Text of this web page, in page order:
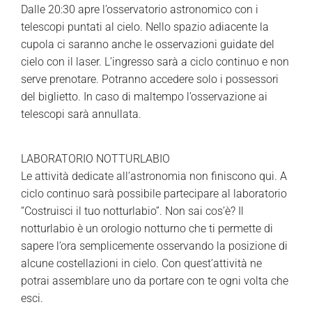
Dalle 20:30 apre l’osservatorio astronomico con i
telescopi puntati al cielo. Nello spazio adiacente la
cupola ci saranno anche le osservazioni guidate del
cielo con il laser. L’ingresso sarà a ciclo continuo e non
serve prenotare. Potranno accedere solo i possessori
del biglietto. In caso di maltempo l’osservazione ai
telescopi sarà annullata.
LABORATORIO NOTTURLABIO
Le attività dedicate all’astronomia non finiscono qui. A
ciclo continuo sarà possibile partecipare al laboratorio
“Costruisci il tuo notturlabio”. Non sai cos’è? Il
notturlabio è un orologio notturno che ti permette di
sapere l’ora semplicemente osservando la posizione di
alcune costellazioni in cielo. Con quest’attività ne
potrai assemblare uno da portare con te ogni volta che
esci.